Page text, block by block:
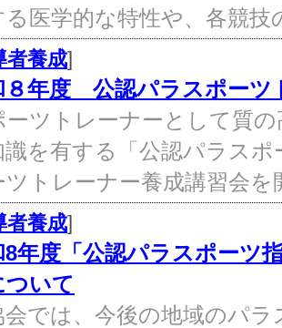
る医学的な特性や、各競
者養成]
８年度 公認パラスポー
ーツトレーナーとして質
識を有する「公認パラス
ツトレーナー養成講習会
者養成]
8年度「公認パラスポーツ
ついて
会では、今後の地域のパ